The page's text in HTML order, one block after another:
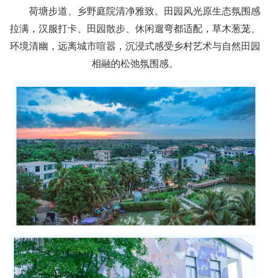
荷塘步道、乡野庭院清净雅致。田园风光原生态氛围感
拉满，汉服打卡、田园散步、休闲遛弯都适配，草木葱茏、
环境清幽，远离城市喧嚣，沉浸式感受乡村艺术与自然田园
相融的松弛氛围感。